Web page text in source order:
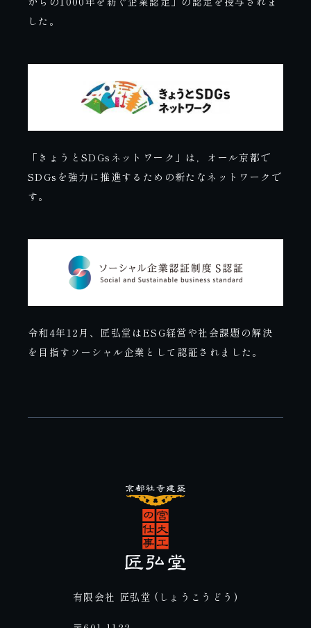
した。
「きょうとSDGsネットワーク」は，オール京都で
SDGsを強力に推進するための新たなネットワークで
す。
令和4年12月、匠弘堂はESG経営や社会課題の解決
を目指すソーシャル企業として認証されました。
有限会社 匠弘堂 (しょうこうどう)